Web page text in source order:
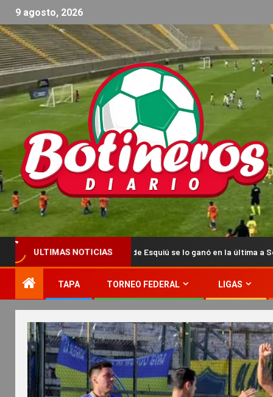
9 agosto, 2026
ULTIMAS NOTICIAS
de Esquiú se lo ganó en la última a Social Rojas y es
TAPA TORNEO FEDERAL LIGAS